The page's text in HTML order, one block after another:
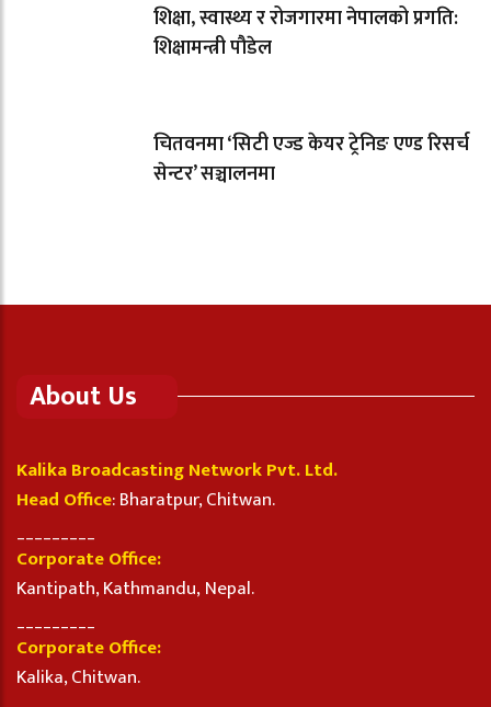
शिक्षा, स्वास्थ्य र रोजगारमा नेपालको प्रगति:
शिक्षामन्त्री पौडेल
चितवनमा ‘सिटी एज्ड केयर ट्रेनिङ एण्ड रिसर्च
सेन्टर’ सञ्चालनमा
About Us
Kalika Broadcasting Network Pvt. Ltd.
Head Office: Bharatpur, Chitwan.
Corporate Office:
Kantipath, Kathmandu, Nepal.
Corporate Office:
Kalika, Chitwan.